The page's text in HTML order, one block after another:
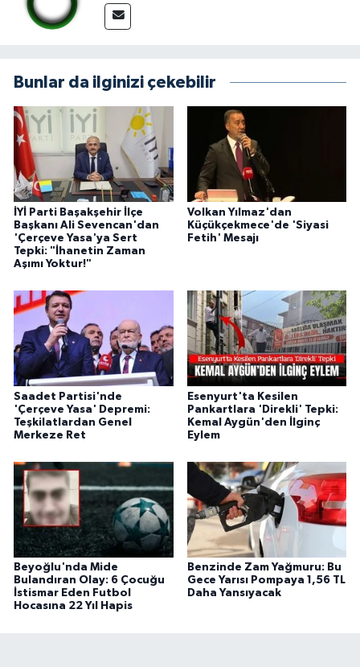
Bunlar da ilginizi çekebilir
İYİ Parti Başakşehir İlçe
Başkanı Ali Sevencan'dan
'Çerçeve Yasa'ya Sert
Tepki: "İhanetin Zaman
Aşımı Yoktur!"
Volkan Yılmaz'dan
Küçükçekmece'de 'Siyasi
Fetih' Mesajı
Saadet Partisi'nde
'Çerçeve Yasa' Depremi:
Teşkilatlardan Genel
Merkeze Ret
Esenyurt'ta Kesilen
Pankartlara 'Direkli' Tepki:
Kemal Aygün'den İlginç
Eylem
Beyoğlu'nda Mide
Bulandıran Olay: 6 Çocuğu
İstismar Eden Futbol
Hocasına 22 Yıl Hapis
Benzinde Zam Yağmuru: Bu
Gece Yarısı Pompaya 1,56 TL
Daha Yansıyacak